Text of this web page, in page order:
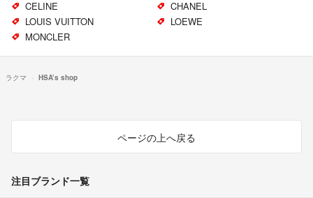
CELINE
CHANEL
LOUIS VUITTON
LOEWE
MONCLER
ラクマ HSA’s shop
ページの上へ戻る
注目ブランド一覧